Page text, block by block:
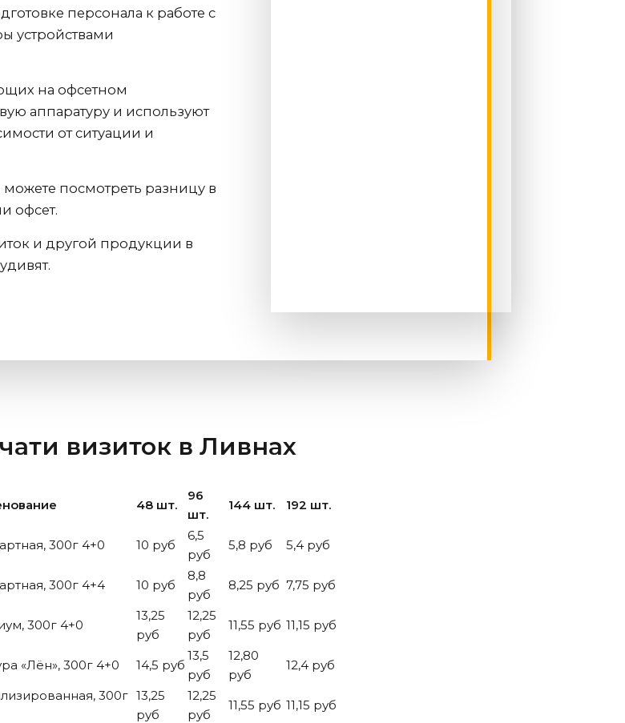
персонала к работе с
устройствами
на офсетном
аппаратуру и используют
от ситуации и
посмотреть разницу в
офсет.
и другой продукции в
визиток в Ливнах
48 шт.
96
шт.
144 шт. 192 шт.
300г 4+0 10 руб
6,5
руб
5,8 руб 5,4 руб
300г 4+4 10 руб
8,8
руб
8,25 руб 7,75 руб
300г 4+0
13,25
руб
12,25
руб
11,55 руб 11,15 руб
«Лён», 300г 4+0 14,5 руб
13,5
руб
12,80
руб
12,4 руб
300г 13,25
руб
12,25
руб
11,55 руб 11,15 руб